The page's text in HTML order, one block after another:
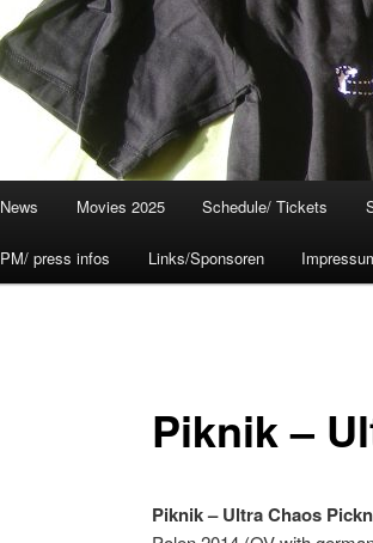
News Movies 2025 Schedule/ Tickets
PM/ press infos Links/Sponsoren
Piknik –
Piknik – Ultra Chaos